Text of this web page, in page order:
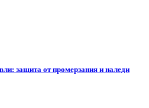
защита от промерзания и наледи